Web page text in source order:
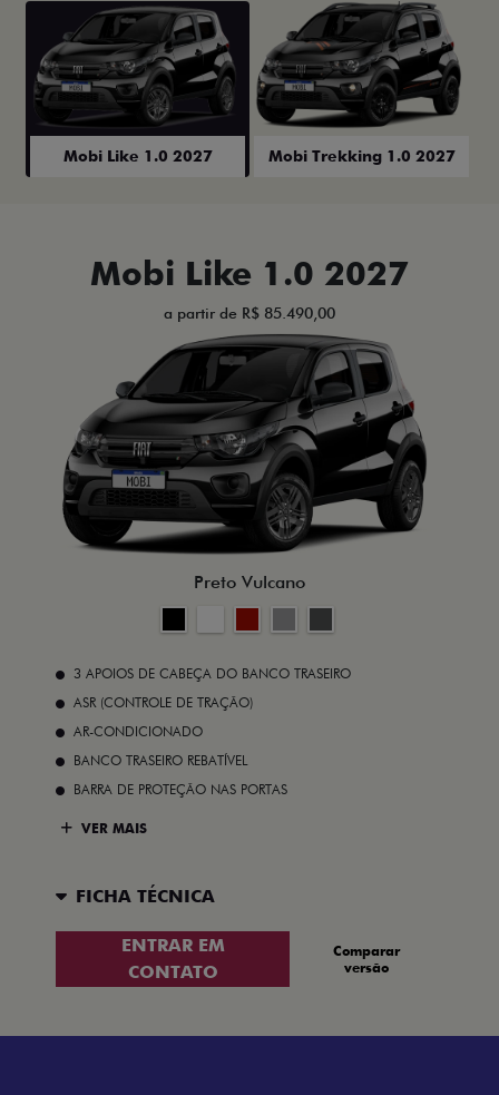
Mobi Like 1.0 2027 Mobi Trekking 1.0 2027
Mobi Like 1.0 2027
a partir de R$ 85.490,00
Preto Vulcano
3 APOIOS DE CABEÇA DO BANCO TRASEIRO
ASR (CONTROLE DE TRAÇÃO)
AR-CONDICIONADO
BANCO TRASEIRO REBATÍVEL
BARRA DE PROTEÇÃO NAS PORTAS
VER MAIS
FICHA TÉCNICA
ENTRAR EM
CONTATO
Comparar
versão